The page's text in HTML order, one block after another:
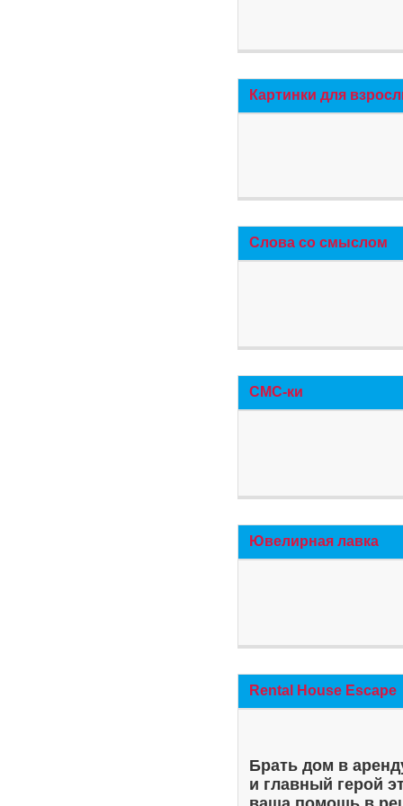
Картинки для
Слова со смыслом
СМС-ки
Ювелирная лавка
Rental House Escape
Брать дом в
и главный герой